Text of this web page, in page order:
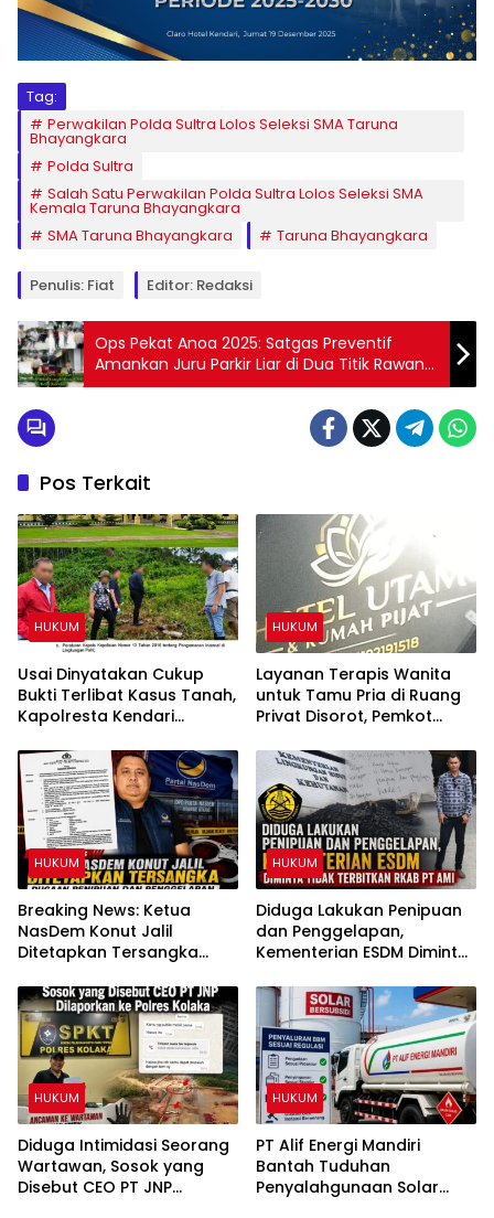
Tag:
Perwakilan Polda Sultra Lolos Seleksi SMA Taruna
Bhayangkara
Polda Sultra
Salah Satu Perwakilan Polda Sultra Lolos Seleksi SMA
Kemala Taruna Bhayangkara
SMA Taruna Bhayangkara
Taruna Bhayangkara
Penulis: Fiat Editor: Redaksi
Ops Pekat Anoa 2025: Satgas Preventif
Amankan Juru Parkir Liar di Dua Titik Rawan
di Kota Kendari
Pos Terkait
HUKUM
Usai Dinyatakan Cukup
Bukti Terlibat Kasus Tanah,
Kapolresta Kendari
dari Jabatan
HUKUM
Layanan Terapis Wanita
untuk Tamu Pria di Ruang
Privat Disorot, Pemkot
Perizinan Rumah Pijat Utami
HUKUM
Breaking News: Ketua
NasDem Konut Jalil
Ditetapkan Tersangka
Penggelapan
HUKUM
Diduga Lakukan Penipuan
dan Penggelapan,
Kementerian ESDM Diminta
AMI
HUKUM
Diduga Intimidasi Seorang
Wartawan, Sosok yang
Disebut CEO PT JNP
HUKUM
PT Alif Energi Mandiri
Bantah Tuduhan
Penyalahgunaan Solar